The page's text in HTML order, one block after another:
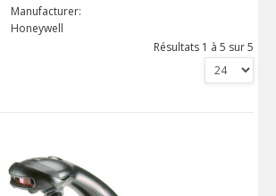
Manufacturer:
Honeywell
Résultats 1 à 5 sur 5